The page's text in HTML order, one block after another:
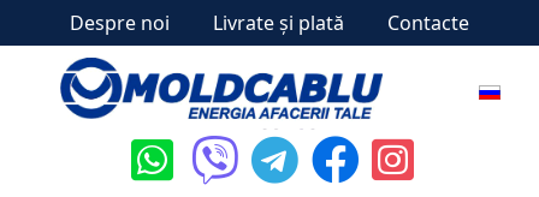
Despre noi Livrate și plată Contacte